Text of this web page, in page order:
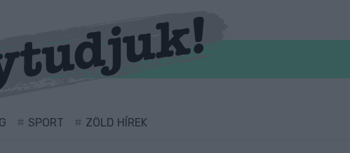
SPORT ZÖLD HÍREK